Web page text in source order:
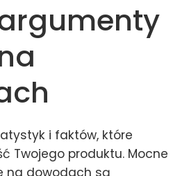
i faktów, które
Twojego produktu. Mocne
na dowodach są